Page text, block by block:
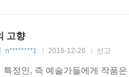
고향
n********1 2016-12-26 신고
특정인, 즉 예술가들에게 작품